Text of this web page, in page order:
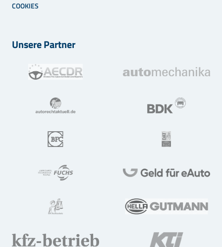
COOKIES
Unsere Partner